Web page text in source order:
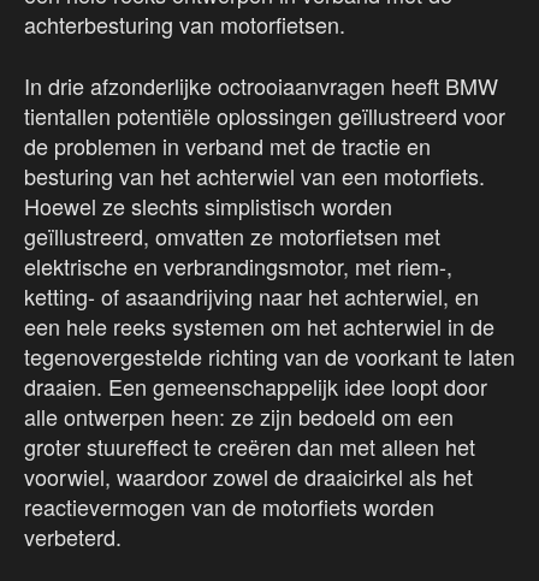
achterbesturing van motorfietsen.
In drie afzonderlijke octrooiaanvragen heeft BMW
tientallen potentiële oplossingen geïllustreerd voor
de problemen in verband met de tractie en
besturing van het achterwiel van een motorfiets.
Hoewel ze slechts simplistisch worden
geïllustreerd, omvatten ze motorfietsen met
elektrische en verbrandingsmotor, met riem-,
ketting- of asaandrijving naar het achterwiel, en
een hele reeks systemen om het achterwiel in de
tegenovergestelde richting van de voorkant te laten
draaien. Een gemeenschappelijk idee loopt door
alle ontwerpen heen: ze zijn bedoeld om een
groter stuureffect te creëren dan met alleen het
voorwiel, waardoor zowel de draaicirkel als het
reactievermogen van de motorfiets worden
verbeterd.